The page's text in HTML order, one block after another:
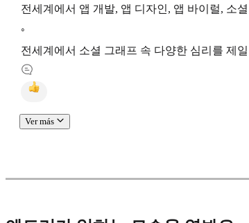
전세계에서 앱 개발, 앱 디자인, 앱 바이럴, 소
◦
전세계에서 소셜 그래프 속 다양한 심리를 제
Ver más